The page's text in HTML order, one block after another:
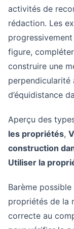
activités de
rédaction. Les
figure,
construire une
perpendicularité
d’équidistance
Aperçu des
les propriétés,
construction
Utiliser la
Barème
propriétés de la
correcte au